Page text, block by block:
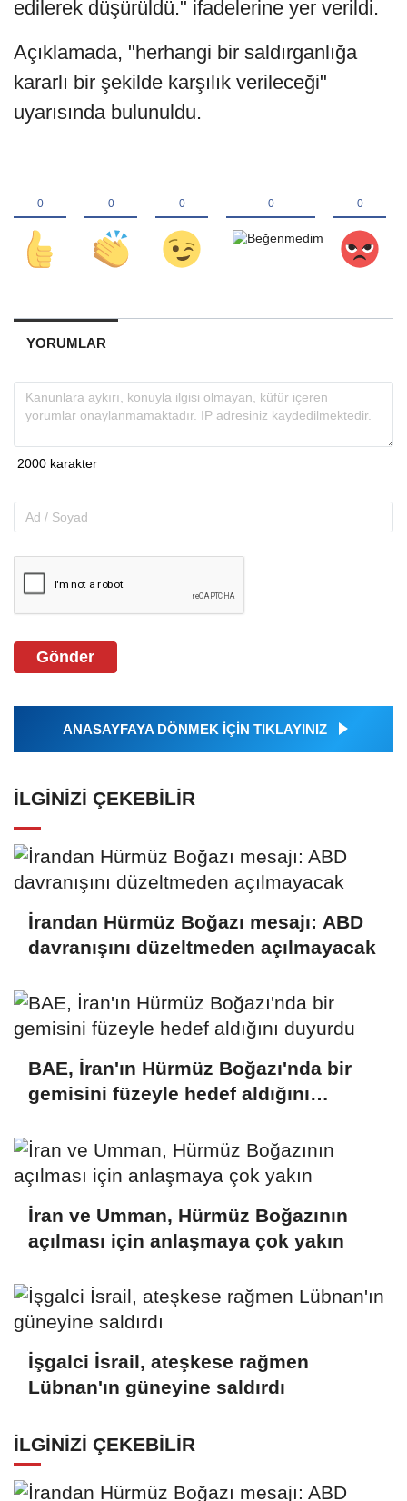
edilerek düşürüldü." ifadelerine yer verildi.
Açıklamada, "herhangi bir saldırganlığa
kararlı bir şekilde karşılık verileceği"
uyarısında bulunuldu.
YORUMLAR
Gönder
ANASAYFAYA DÖNMEK İÇİN TIKLAYINIZ
İLGINIZI ÇEKEBILIR
İrandan Hürmüz Boğazı mesajı: ABD
davranışını düzeltmeden açılmayacak
BAE, İran'ın Hürmüz Boğazı'nda bir
gemisini füzeyle hedef aldığını
İran ve Umman, Hürmüz Boğazının
açılması için anlaşmaya çok yakın
İşgalci İsrail, ateşkese rağmen
Lübnan'ın güneyine saldırdı
İLGINIZI ÇEKEBILIR